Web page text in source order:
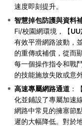
速度即刻提升。
智慧掉包防護與資料
Fi/校園網環境，【
有效平滑網路波動，
的重傳或補償，從而
每一個操作指令和戰
的技能施放失敗或意
高速專屬網路通道 ：【
化並鋪設了專屬加速
網路中常見的擁塞節
遲的大幅降低。對於